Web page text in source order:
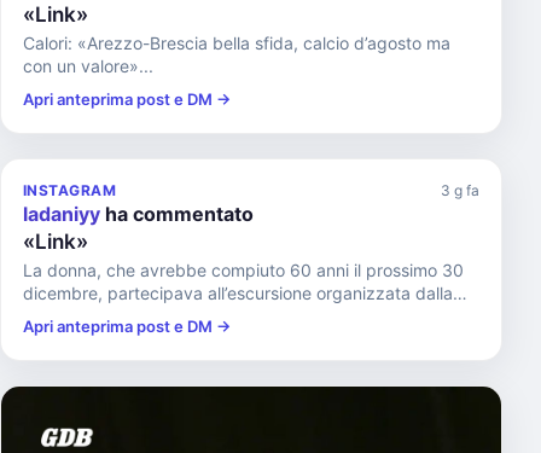
«Link»
Calori: «Arezzo-Brescia bella sfida, calcio d’agosto ma
con un valore»...
Apri anteprima post e DM →
INSTAGRAM 3 g fa
ladaniyy ha commentato
«Link»
La donna, che avrebbe compiuto 60 anni il prossimo 30
dicembre, partecipava all’escursione organizzata dalla
Commissione...
Apri anteprima post e DM →